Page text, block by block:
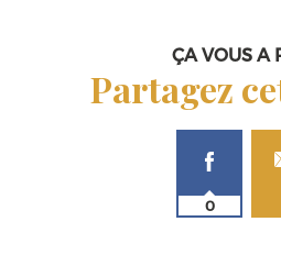
ÇA VOUS A
Partagez
0